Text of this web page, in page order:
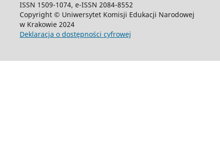
ISSN 1509-1074, e-ISSN 2084-8552
Copyright © Uniwersytet Komisji Edukacji Narodowej
w Krakowie 2024
Deklaracja o dostępności cyfrowej